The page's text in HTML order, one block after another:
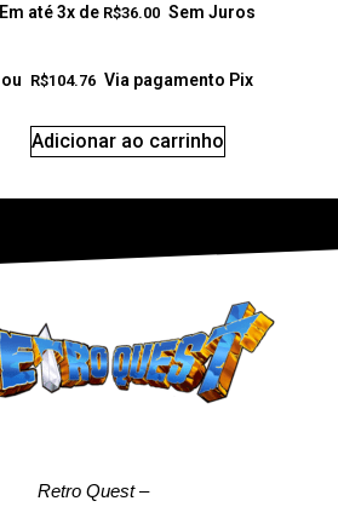
Em até 3x de R$36.00 Sem Juros
ou R$104.76 Via pagamento Pix
Adicionar ao carrinho
Retro Quest–